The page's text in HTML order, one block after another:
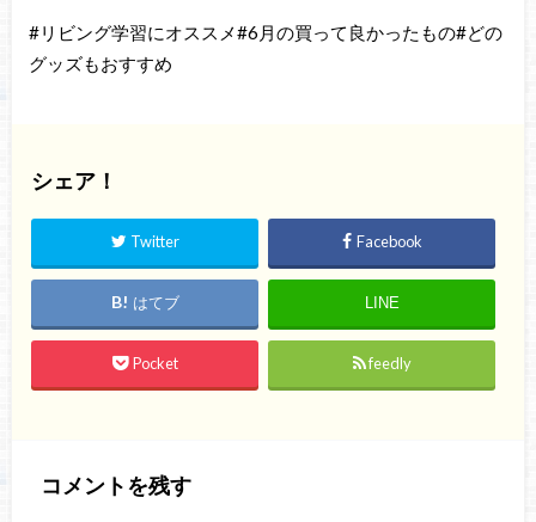
#リビング学習にオススメ#6月の買って良かったもの#どの
グッズもおすすめ
シェア！
Twitter Facebook
はてブ LINE
Pocket feedly
コメントを残す